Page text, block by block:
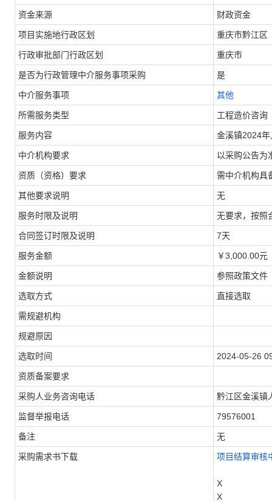
资金来源 财政资金
项目实施地行政区划 重庆市黔江区
行政审批部门行政区划 重庆市
是否为行政管理中介服务事项采购 是
中介服务事项 其他
所需服务类型 工程造价咨询
服务内容 金溪镇2024
中介机构要求 以采购公告为
资质（资格）要求 需中介机构具
其他要求说明 无
服务时限及说明 无要求，按照
合同签订时限及说明 7天
服务金额 ￥3,000.00元
金额说明 参照政策文件
选取方式 直接选取
需规避机构
规避原因
选取时间 2024-05-26
资质备案要求
采购人业务咨询电话 黔江区金溪镇
监督举报电话 79576001
备注 无
采购需求书下载 项目结算审核
X
X